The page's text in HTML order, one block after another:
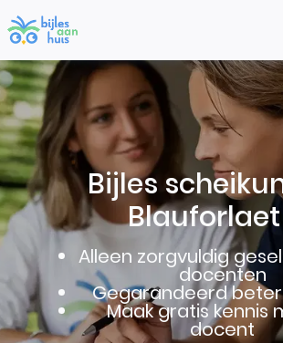
Bijles
Blauforlaet
Alleen zorgvuldig
docenten
Gegarandeerd
Maak gratis kennis
docent